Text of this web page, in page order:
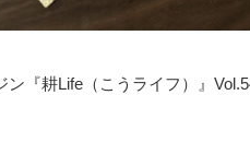
『耕Life（こうライフ）』